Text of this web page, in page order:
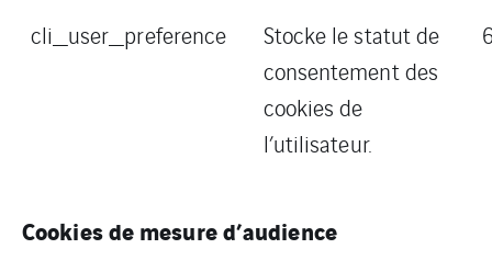
cli_user_preference
Stocke le statut de
consentement des
cookies de
l’utilisateur.
Cookies de mesure d’audience